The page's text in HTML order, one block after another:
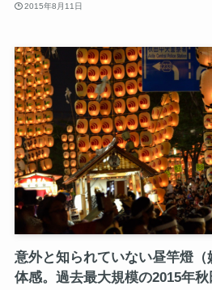
2015年8月11日
意外と知られていない昼竿燈
体感。過去最大規模の2015年